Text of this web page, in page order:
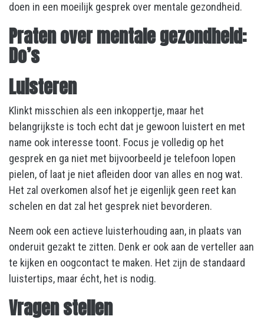
doen in een moeilijk gesprek over mentale gezondheid.
Praten over mentale gezondheid:
Do’s
Luisteren
Klinkt misschien als een inkoppertje, maar het
belangrijkste is toch echt dat je gewoon luistert en met
name ook interesse toont. Focus je volledig op het
gesprek en ga niet met bijvoorbeeld je telefoon lopen
pielen, of laat je niet afleiden door van alles en nog wat.
Het zal overkomen alsof het je eigenlijk geen reet kan
schelen en dat zal het gesprek niet bevorderen.
Neem ook een actieve luisterhouding aan, in plaats van
onderuit gezakt te zitten. Denk er ook aan de verteller aan
te kijken en oogcontact te maken. Het zijn de standaard
luistertips, maar écht, het is nodig.
Vragen stellen